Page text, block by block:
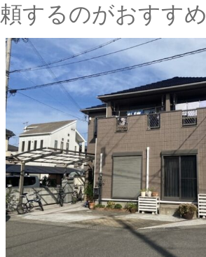
頼するのがおすすめ